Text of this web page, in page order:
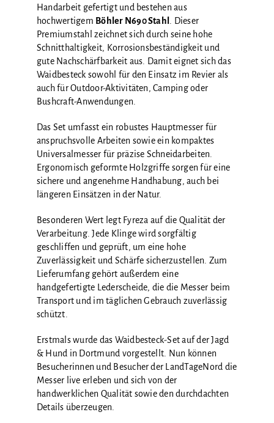
Handarbeit gefertigt und bestehen aus
hochwertigem Böhler N690 Stahl . Dieser
Premiumstahl zeichnet sich durch seine hohe
Schnitthaltigkeit, Korrosionsbeständigkeit und
gute Nachschärfbarkeit aus. Damit eignet sich das
Waidbesteck sowohl für den Einsatz im Revier als
auch für Outdoor-Aktivitäten, Camping oder
Bushcraft-Anwendungen.
Das Set umfasst ein robustes Hauptmesser für
anspruchsvolle Arbeiten sowie ein kompaktes
Universalmesser für präzise Schneidarbeiten.
Ergonomisch geformte Holzgriffe sorgen für eine
sichere und angenehme Handhabung, auch bei
längeren Einsätzen in der Natur.
Besonderen Wert legt Fyreza auf die Qualität der
Verarbeitung. Jede Klinge wird sorgfältig
geschliffen und geprüft, um eine hohe
Zuverlässigkeit und Schärfe sicherzustellen. Zum
Lieferumfang gehört außerdem eine
handgefertigte Lederscheide, die die Messer beim
Transport und im täglichen Gebrauch zuverlässig
schützt.
Erstmals wurde das Waidbesteck-Set auf der Jagd
& Hund in Dortmund vorgestellt. Nun können
Besucherinnen und Besucher der LandTageNord die
Messer live erleben und sich von der
handwerklichen Qualität sowie den durchdachten
Details überzeugen.